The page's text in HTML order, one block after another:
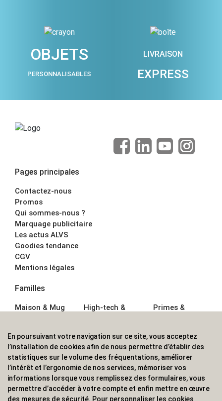
OBJETS
PERSONNALISABLES
LIVRAISON
EXPRESS
Pages principales
Contactez-nous
Promos
Qui sommes-nous ?
Marquage publicitaire
Les actus ALVS
Goodies tendance
CGV
Mentions légales
Familles
Maison & Mug
Écriture
Bagagerie sacs
High-tech &
Sport &
Outdoor
Enfant
Primes &
Boisson
Textile &
Casquette
Accessoires de
bureau
En poursuivant votre navigation sur ce site, vous acceptez
l’installation de cookies afin de nous permettre d’établir des
statistiques sur le volume des fréquentations, améliorer
l’intérêt et l’ergonomie de nos services, mémoriser vos
informations lorsque vous remplissez des formulaires, vous
permettre d’accéder à votre compte et enfin mettre en œuvre
des mesures de sécurité. Pour personnaliser les cookies